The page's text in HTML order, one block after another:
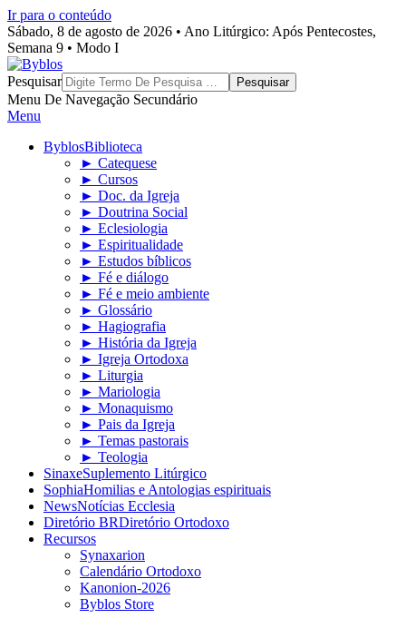
Ir para o conteúdo
Sábado, 8 de agosto de 2026 • Ano Litúrgico: Após Pentecostes,
Semana 9 • Modo I
Byblos
Pesquisar
Menu De Navegação Secundário
Menu
ByblosBiblioteca
► Catequese
► Cursos
► Doc. da Igreja
► Doutrina Social
► Eclesiologia
► Espiritualidade
► Estudos bíblicos
► Fé e diálogo
► Fé e meio ambiente
► Glossário
► Hagiografia
► História da Igreja
► Igreja Ortodoxa
► Liturgia
► Mariologia
► Monaquismo
► Pais da Igreja
► Temas pastorais
► Teologia
SinaxeSuplemento Litúrgico
SophiaHomilias e Antologias espirituais
NewsNotícias Ecclesia
Diretório BRDiretório Ortodoxo
Recursos
Synaxarion
Calendário Ortodoxo
Kanonion-2026
Byblos Store